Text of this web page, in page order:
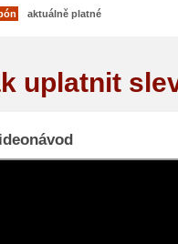
aktuálně platné
uplatnit